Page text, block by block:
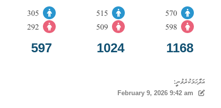
570
598
1168
515
509
1024
292
597
އަދާހަމަކުރެވުނީ:
February 9, 2026 9:42 am